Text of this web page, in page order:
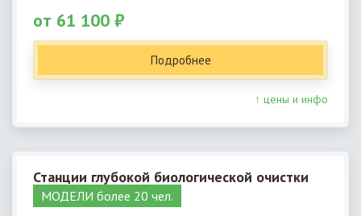
от 61 100 ₽
Подробнее
↑ цены и инфо
Станции глубокой биологической очистки
МОДЕЛИ более 20 чел.